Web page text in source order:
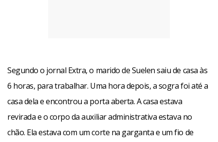
Segundo o jornal Extra, o marido de Suelen saiu de casa às
6 horas, para trabalhar. Uma hora depois, a sogra foi até a
casa dela e encontrou a porta aberta. A casa estava
revirada e o corpo da auxiliar administrativa estava no
chão. Ela estava com um corte na garganta e um fio de